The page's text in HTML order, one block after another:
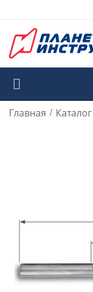
Главная / Каталог